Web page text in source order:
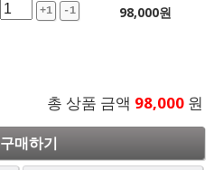
+1 -1 98,000원
총 상품 금액 98,000 원
구매하기